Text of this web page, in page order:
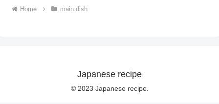
Home main dish
Japanese recipe
© 2023 Japanese recipe.